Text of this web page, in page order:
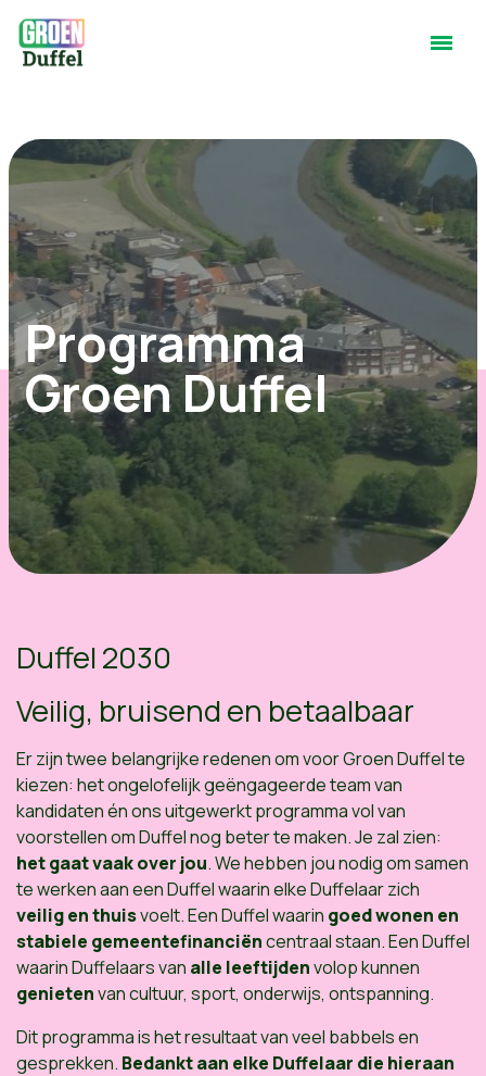
Programma
Groen Duffel
Duffel 2030
Veilig, bruisend en betaalbaar
Er zijn twee belangrijke redenen om voor Groen Duffel te
kiezen: het ongelofelijk geëngageerde team van
kandidaten én ons uitgewerkt programma vol van
voorstellen om Duffel nog beter te maken. Je zal zien:
het gaat vaak over jou. We hebben jou nodig om samen
te werken aan een Duffel waarin elke Duffelaar zich
veilig en thuisvoelt. Een Duffel waarin goed wonen en
stabiele gemeentefinanciëncentraal staan. Een Duffel
waarin Duffelaars van alle leeftijdenvolop kunnen
genietenvan cultuur, sport, onderwijs, ontspanning.
Dit programma is het resultaat van veel babbels en
gesprekken. Bedankt aan elke Duffelaar die hieraan